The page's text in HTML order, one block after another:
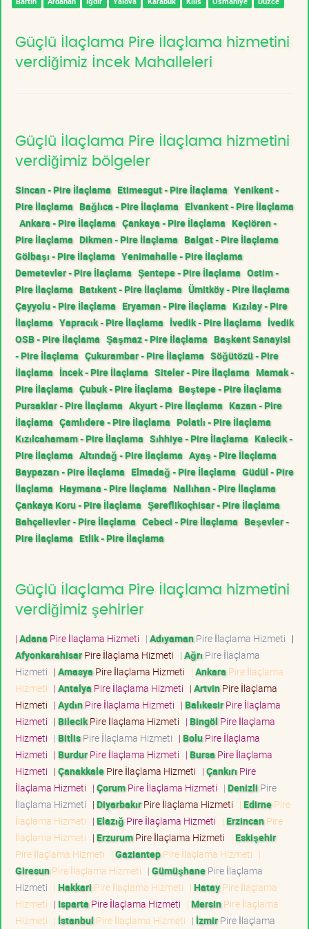
Güçlü İlaçlama Pire İlaçlama hizmetini
verdiğimiz İncek Mahalleleri
Güçlü İlaçlama Pire İlaçlama hizmetini
verdiğimiz bölgeler
Sincan - Pire İlaçlama Etimesgut - Pire İlaçlama Yenikent -
Pire İlaçlama Bağlıca - Pire İlaçlama Elvankent - Pire İlaçlama
Ankara - Pire İlaçlama Çankaya - Pire İlaçlama Keçiören -
Pire İlaçlama Dikmen - Pire İlaçlama Balgat - Pire İlaçlama
Gölbaşı - Pire İlaçlama Yenimahalle - Pire İlaçlama
Demetevler - Pire İlaçlama Şentepe - Pire İlaçlama Ostim -
Pire İlaçlama Batıkent - Pire İlaçlama Ümitköy - Pire İlaçlama
Çayyolu - Pire İlaçlama Eryaman - Pire İlaçlama Kızılay - Pire
İlaçlama Yapracık - Pire İlaçlama İvedik - Pire İlaçlama İvedik
OSB - Pire İlaçlama Şaşmaz - Pire İlaçlama Başkent Sanayisi
- Pire İlaçlama Çukurambar - Pire İlaçlama Söğütözü - Pire
İlaçlama İncek - Pire İlaçlama Siteler - Pire İlaçlama Mamak -
Pire İlaçlama Çubuk - Pire İlaçlama Beştepe - Pire İlaçlama
Pursaklar - Pire İlaçlama Akyurt - Pire İlaçlama Kazan - Pire
İlaçlama Çamlıdere - Pire İlaçlama Polatlı - Pire İlaçlama
Kızılcahamam - Pire İlaçlama Sıhhiye - Pire İlaçlama Kalecik -
Pire İlaçlama Altındağ - Pire İlaçlama Ayaş - Pire İlaçlama
Baypazarı - Pire İlaçlama Elmadağ - Pire İlaçlama Güdül - Pire
İlaçlama Haymana - Pire İlaçlama Nallıhan - Pire İlaçlama
Çankaya Koru - Pire İlaçlama Şereflikoçhisar - Pire İlaçlama
Bahçelievler - Pire İlaçlama Cebeci - Pire İlaçlama Beşevler -
Pire İlaçlama Etlik - Pire İlaçlama
Güçlü İlaçlama Pire İlaçlama hizmetini
verdiğimiz şehirler
| Adana Pire İlaçlama Hizmeti | AdıyamanPire İlaçlama Hizmeti |
AfyonkarahisarPire İlaçlama Hizmeti | Ağrı Pire İlaçlama
Hizmeti | Amasya Pire İlaçlama Hizmeti | Ankara Pire İlaçlama
Hizmeti | Antalya Pire İlaçlama Hizmeti | ArtvinPire İlaçlama
Hizmeti | AydınPire İlaçlama Hizmeti | BalıkesirPire İlaçlama
Hizmeti | BilecikPire İlaçlama Hizmeti | Bingöl Pire İlaçlama
Hizmeti | BitlisPire İlaçlama Hizmeti | BoluPire İlaçlama
Hizmeti | BurdurPire İlaçlama Hizmeti | Bursa Pire İlaçlama
Hizmeti | ÇanakkalePire İlaçlama Hizmeti | Çankırı Pire
İlaçlama Hizmeti | ÇorumPire İlaçlama Hizmeti | Denizli Pire
İlaçlama Hizmeti | DiyarbakırPire İlaçlama Hizmeti | EdirnePire
İlaçlama Hizmeti | Elazığ Pire İlaçlama Hizmeti | ErzincanPire
İlaçlama Hizmeti | ErzurumPire İlaçlama Hizmeti | Eskişehir
Pire İlaçlama Hizmeti | GaziantepPire İlaçlama Hizmeti |
GiresunPire İlaçlama Hizmeti | GümüşhanePire İlaçlama
Hizmeti | Hakkari Pire İlaçlama Hizmeti | HatayPire İlaçlama
Hizmeti | Isparta Pire İlaçlama Hizmeti | MersinPire İlaçlama
Hizmeti | İstanbul Pire İlaçlama Hizmeti | İzmirPire İlaçlama